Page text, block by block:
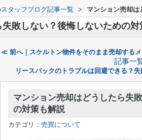
タッフブログ記事一覧 > マンション売却
敗しない？後悔しないための対
≪ 前へ｜スケルトン物件をそのまま売却する
記事一
リースバックのトラブルは回避できる？
マンション売却はどうしたら失
の対策も解説
カテゴリ： 売買について